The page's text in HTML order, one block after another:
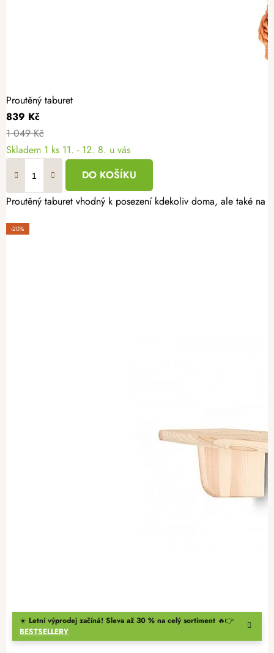
☀️ Letní výprodej začíná! Sleva až 30 % na celý sortiment 🔥👉
BESTSELLERY
Proutěný taburet
839 Kč
1 049 Kč
Skladem 1 ks 11. - 12. 8. u vás
DO KOŠÍKU
Proutěný taburet vhodný k posezení kdekoliv doma, ale také na
-20%